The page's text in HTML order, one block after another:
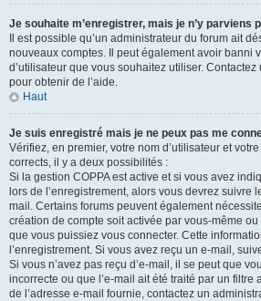
Je souhaite m’enregistrer, mais je n’y parviens
Il est possible qu’un administrateur du forum ait
nouveaux comptes. Il peut également avoir banni
d’utilisateur que vous souhaitez utiliser.
pour obtenir de l’aide.
Haut
Je suis enregistré mais je ne peux pas me
Vérifiez, en premier, votre nom d’utilisateur et
corrects, il y a deux possibilités :
Si la gestion COPPA est active et si vous avez
lors de l’enregistrement, alors vous devrez suivre
mail. Certains forums peuvent également
création de compte soit activée par vous-même
que vous puissiez vous connecter. Cette
l’enregistrement. Si vous avez reçu un e-mail,
Si vous n’avez pas reçu d’e-mail, il se peut que
incorrecte ou que l’e-mail ait été traité par un filtre
de l’adresse e-mail fournie, contactez un